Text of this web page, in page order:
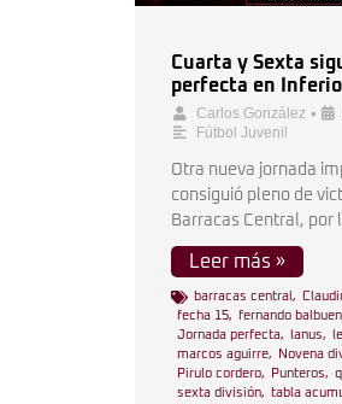
Cuarta y Sexta
perfecta en
Carlos González •
Fútbol Juvenil
Otra nueva jornada
consiguió pleno de
Barracas Central, por
Leer más »
barracas central ,
fecha 15, fernando
Jornada perfecta, lanus,
marcos aguirre, Novena
Pirulo cordero, Punteros,
sexta división, tabla